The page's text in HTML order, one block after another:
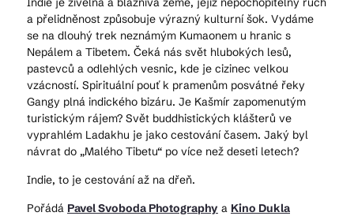
a přelidněnost způsobuje výrazný kulturní šok. Vydáme
se na dlouhý trek neznámým Kumaonem u hranic s
Nepálem a Tibetem. Čeká nás svět hlubokých lesů,
pastevců a odlehlých vesnic, kde je cizinec velkou
vzácností. Spirituální pouť k pramenům posvátné řeky
Gangy plná indického bizáru. Je Kašmír zapomenutým
turistickým rájem? Svět buddhistických klášterů ve
vyprahlém Ladakhu je jako cestování časem. Jaký byl
návrat do „Malého Tibetu“ po více než deseti letech?
Indie, to je cestování až na dřeň.
Pořádá Pavel Svoboda Photography a Kino Dukla